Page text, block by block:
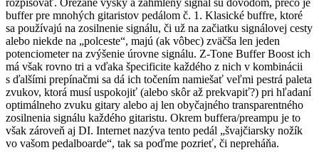
buffer pre mnohých gitaristov pedálom č. 1. Klasické buffre, ktoré
sa používajú na zosilnenie signálu, či už na začiatku signálovej cesty
alebo niekde na „polceste“, majú (ak vôbec) zväčša len jeden
potenciometer na zvýšenie úrovne signálu. Z-Tone Buffer Boost ich
má však rovno tri a vďaka špecificite každého z nich v kombinácii
s ďalšími prepínačmi sa dá ich točením namiešať veľmi pestrá paleta
zvukov, ktorá musí uspokojiť (alebo skôr až prekvapiť?) pri hľadaní
optimálneho zvuku gitary alebo aj len obyčajného transparentného
zosilnenia signálu každého gitaristu. Okrem buffera/preampu je to
však zároveň aj DI. Internet nazýva tento pedál „švajčiarsky nožík
vo vašom pedalboarde“, tak sa poďme pozrieť, či nepreháňa.